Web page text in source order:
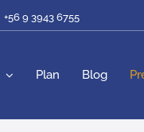
+56 9 3943 6755
Plan Blog